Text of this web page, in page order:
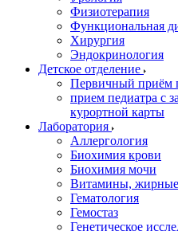
Физиотерапия
Функциональная
Хирургия
Эндокринология
Детское отделение
Первичный приём
прием педиатра с
курортной карты
Лаборатория
Аллергология
Биохимия крови
Биохимия мочи
Витамины,
Гематология
Гемостаз
Генетическое